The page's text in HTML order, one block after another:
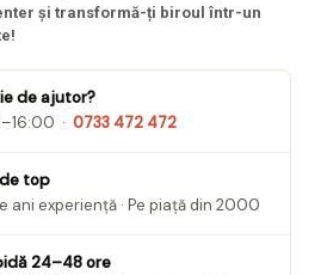
și transformă-ți biroul într-un
de ajutor?
· 0733 472 472
top
ani experiență · Pe piață din 2000
24–48 ore